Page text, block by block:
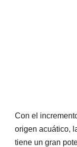
Con el
origen acuático,
tiene un gran